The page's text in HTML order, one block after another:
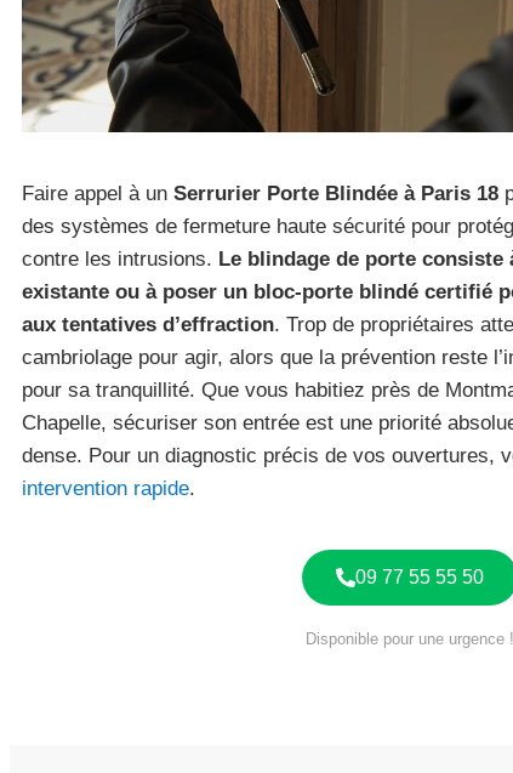
Faire appel à un Serrurier Porte Blindée à Paris 18
des systèmes de fermeture haute sécurité pour
contre les intrusions. Le blindage de porte
existante ou à poser un bloc-porte blindé certifié
aux tentatives d’effraction. Trop de propriétaires
cambriolage pour agir, alors que la prévention reste
pour sa tranquillité. Que vous habitiez près de
Chapelle, sécuriser son entrée est une priorité
dense. Pour un diagnostic précis de vos ouvertures,
intervention rapide.
09 77 55 55 50
Disponible pour une urgence !